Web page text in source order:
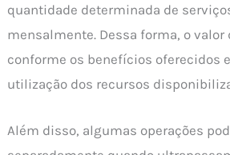
quantidade determinada de
mensalmente. Dessa forma, o valor
conforme os benefícios oferecidos
utilização dos recursos
Além disso, algumas operações